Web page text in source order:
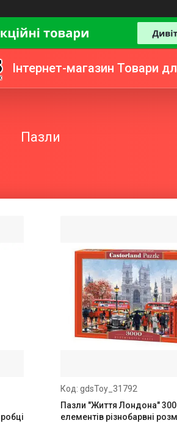
Інтернет-магазин Товари
Пазли
gdsToy_31792
Пазли "Життя Лондона"
елементів різнобарвні